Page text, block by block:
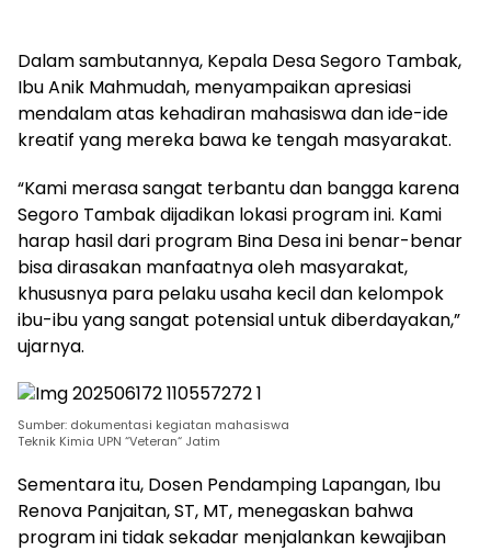
Dalam sambutannya, Kepala Desa Segoro Tambak,
Ibu Anik Mahmudah, menyampaikan apresiasi
mendalam atas kehadiran mahasiswa dan ide-ide
kreatif yang mereka bawa ke tengah masyarakat.
“Kami merasa sangat terbantu dan bangga karena
Segoro Tambak dijadikan lokasi program ini. Kami
harap hasil dari program Bina Desa ini benar-benar
bisa dirasakan manfaatnya oleh masyarakat,
khususnya para pelaku usaha kecil dan kelompok
ibu-ibu yang sangat potensial untuk diberdayakan,”
ujarnya.
Sumber: dokumentasi kegiatan mahasiswa
Teknik Kimia UPN “Veteran“ Jatim
Sementara itu, Dosen Pendamping Lapangan, Ibu
Renova Panjaitan, ST, MT, menegaskan bahwa
program ini tidak sekadar menjalankan kewajiban